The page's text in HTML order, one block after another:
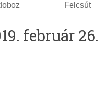
Felcsút
február 26.